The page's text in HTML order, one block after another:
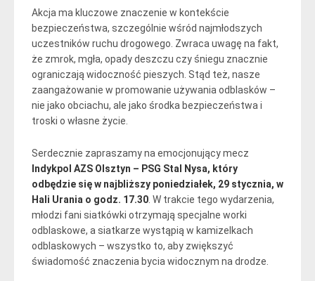
Akcja ma kluczowe znaczenie w kontekście
bezpieczeństwa, szczególnie wśród najmłodszych
uczestników ruchu drogowego. Zwraca uwagę na fakt,
że zmrok, mgła, opady deszczu czy śniegu znacznie
ograniczają widoczność pieszych. Stąd też, nasze
zaangażowanie w promowanie używania odblasków –
nie jako obciachu, ale jako środka bezpieczeństwa i
troski o własne życie.
Serdecznie zapraszamy na emocjonujący mecz
Indykpol AZS Olsztyn – PSG Stal Nysa, który
odbędzie się w najbliższy poniedziałek, 29 stycznia, w
Hali Urania o godz. 17.30 . W trakcie tego wydarzenia,
młodzi fani siatkówki otrzymają specjalne worki
odblaskowe, a siatkarze wystąpią w kamizelkach
odblaskowych – wszystko to, aby zwiększyć
świadomość znaczenia bycia widocznym na drodze.